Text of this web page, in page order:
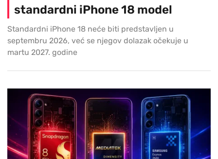
standardni iPhone 18 model
Standardni iPhone 18 neće biti predstavljen u
septembru 2026, već se njegov dolazak očekuje u
martu 2027. godine